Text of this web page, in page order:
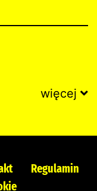
więcej
Regulamin